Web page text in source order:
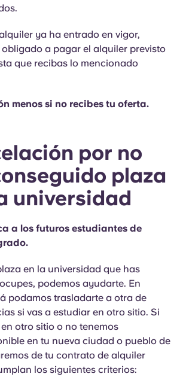
ya ha entrado en vigor,
a pagar el alquiler previsto
que recibas lo mencionado
menos si no recibes tu oferta.
por no
plaza
universidad
a los futuros estudiantes de
en la universidad que has
podemos ayudarte. En
podamos trasladarte a otra de
si vas a estudiar en otro sitio. Si
otro sitio o no tenemos
en tu nueva ciudad o pueblo de
de tu contrato de alquiler
los siguientes criterios: